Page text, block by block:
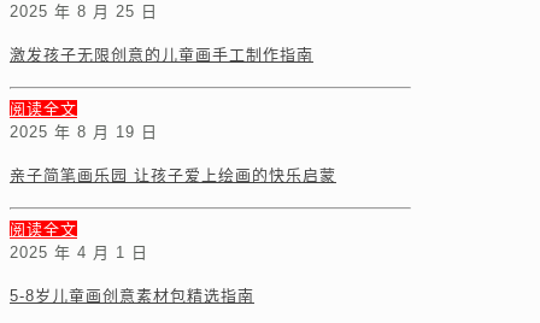
2025 年 8 月 25 日
激发孩子无限创意的儿童画手工制作指南
阅读全文
2025 年 8 月 19 日
亲子简笔画乐园 让孩子爱上绘画的快乐启蒙
阅读全文
2025 年 4 月 1 日
5-8岁儿童画创意素材包精选指南